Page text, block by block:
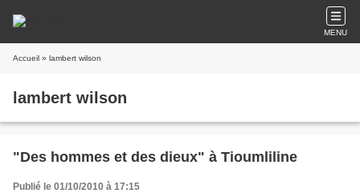
MENU
Accueil » lambert wilson
lambert wilson
"Des hommes et des dieux" à Tioumliline
Publié le 01/10/2010 à 17:15